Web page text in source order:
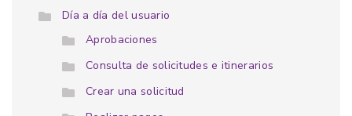
Día a día del usuario
Aprobaciones
Consulta de solicitudes e itinerarios
Crear una solicitud